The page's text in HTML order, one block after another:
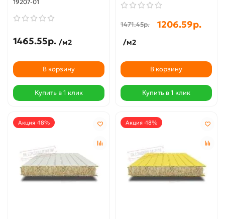
19207-01
1465.55р. /м2
В корзину
Купить в 1 клик
1471.45р. 1206.59р.
/м2
В корзину
Купить в 1 клик
Акция -18% Акция -18%